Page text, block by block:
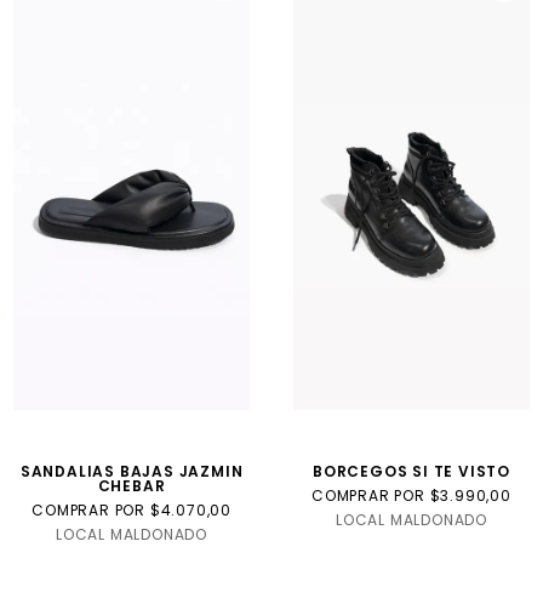
SANDALIAS BAJAS JAZMIN
CHEBAR
COMPRAR POR $4.070,00
LOCAL MALDONADO
BORCEGOS SI TE VISTO
COMPRAR POR $3.990,00
LOCAL MALDONADO